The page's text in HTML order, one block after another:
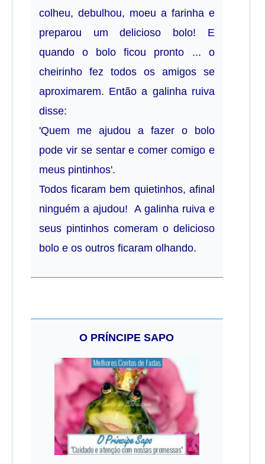
colheu, debulhou, moeu a farinha e
preparou um delicioso bolo! E
quando o bolo ficou pronto ... o
cheirinho fez todos os amigos se
aproximarem. Então a galinha ruiva
disse:
'Quem me ajudou a fazer o bolo
pode vir se sentar e comer comigo e
meus pintinhos'.
Todos ficaram bem quietinhos, afinal
ninguém a ajudou! A galinha ruiva e
seus pintinhos comeram o delicioso
bolo e os outros ficaram olhando.
O PRÍNCIPE SAPO